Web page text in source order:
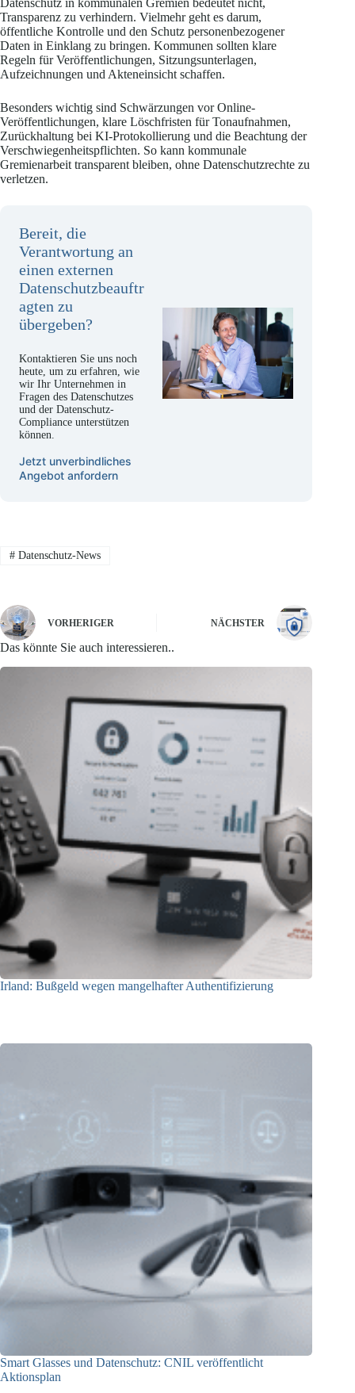
Transparenz zu verhindern. Vielmehr geht es darum,
öffentliche Kontrolle und den Schutz personenbezogener
Daten in Einklang zu bringen. Kommunen sollten klare
Regeln für Veröffentlichungen, Sitzungsunterlagen,
Aufzeichnungen und Akteneinsicht schaffen.
Besonders wichtig sind Schwärzungen vor Online-
Veröffentlichungen, klare Löschfristen für Tonaufnahmen,
Zurückhaltung bei KI-Protokollierung und die Beachtung der
Verschwiegenheitspflichten. So kann kommunale
Gremienarbeit transparent bleiben, ohne Datenschutzrechte zu
verletzen.
Bereit, die
Verantwortung an
einen externen
Datenschutzbeauftr
agten zu
übergeben?
Kontaktieren Sie uns noch
heute, um zu erfahren, wie
wir Ihr Unternehmen in
Fragen des Datenschutzes
und der Datenschutz-
Compliance unterstützen
können.
Jetzt unverbindliches
Angebot anfordern
#Datenschutz-News
VORHERIGER NÄCHSTER
Das könnte Sie auch interessieren..
Irland: Bußgeld wegen mangelhafter Authentifizierung
Smart Glasses und Datenschutz: CNIL veröffentlicht
Aktionsplan